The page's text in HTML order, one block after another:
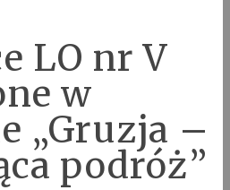
LO nr V
w
„Gruzja –
podróż”